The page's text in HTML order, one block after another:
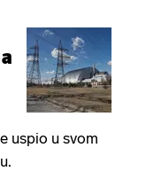
uspio u svom